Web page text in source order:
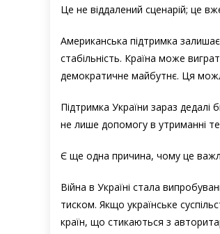
Це не віддалений сценарій; це
Американська підтримка
стабільність. Країна може
демократичне майбутнє. Ця
Підтримка України зараз дедалі
не лише допомогу в утриманні
Є ще одна причина, чому це
Війна в Україні стала
тиском. Якщо українське
країн, що стикаються з